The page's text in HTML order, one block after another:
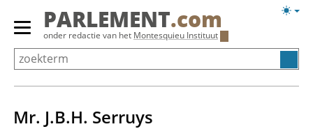
Overslaan
Primair
menu
tonen/verbergen
PARLEMENT.com
onder redactie van het Montesquieu Instituut
Mr. J.B.H. Serruys